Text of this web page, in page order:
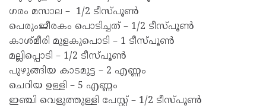
ഗരം മസാല – 1/2 ടീസ്പൂൺ
പെരുംജീരകം പൊടിച്ചത് – 1/2 ടീസ്പൂൺ
കാശ്മീരി മുളകുപൊടി – 1 ടീസ്പൂൺ
മല്ലിപ്പൊടി – 1/2 ടീസ്പൂൺ
പുഴുങ്ങിയ കാടമുട്ട – 2 എണ്ണം
ചെറിയ ഉള്ളി – 5 എണ്ണം
ഇഞ്ചി വെളുത്തുള്ളി പേസ്റ്റ് – 1/2 ടീസ്പൂൺ